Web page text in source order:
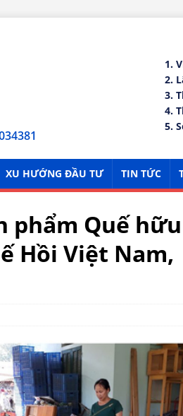
1.
2.
3.
4.
5.
XU HƯỚNG ĐẦU TƯ TIN TỨC
phẩm Quế hữu
Hồi Việt Nam,